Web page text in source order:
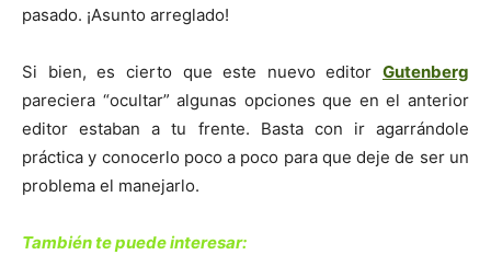
pasado. ¡Asunto arreglado!
Si bien, es cierto que este nuevo editor Gutenberg
pareciera “ocultar” algunas opciones que en el anterior
editor estaban a tu frente. Basta con ir agarrándole
práctica y conocerlo poco a poco para que deje de ser un
problema el manejarlo.
También te puede interesar: